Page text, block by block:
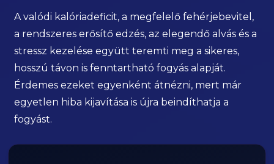
A valódi kalóriadeficit, a megfelelő fehérjebevitel,
a rendszeres erősítő edzés, az elegendő alvás és a
stressz kezelése együtt teremti meg a sikeres,
hosszú távon is fenntartható fogyás alapját.
Érdemes ezeket egyenként átnézni, mert már
egyetlen hiba kijavítása is újra beindíthatja a
fogyást.